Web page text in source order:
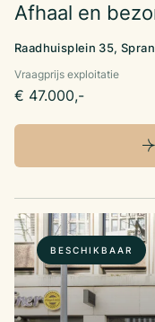
Afhaal en
Raadhuisplein 35,
Vraagprijs exploitatie
€ 47.000,-
BESCHIKBAAR